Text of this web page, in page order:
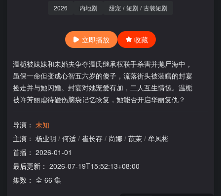
2026 内地剧 甜宠 / 短剧 / 古装短剧
立即播放 收藏
温栀被妹妹和未婚夫争夺温氏继承权联手杀害并抛尸海中，
虽保一命但变成心智五六岁的傻子，流落街头被装瞎的封宴
捡走并与她闪婚。封宴对她宠爱有加，二人互生情愫。温栀
被许芳丽虐待砸伤脑袋记忆恢复，她能否开启华丽复仇？
导演： 未知
主演： 杨业明 / 何适 / 崔长存 / 尚娜 / 苡茉 / 牟凤彬
首播： 2026-01-01
最后更新： 2026-07-19T15:52:13+08:00
集数： 全 66 集